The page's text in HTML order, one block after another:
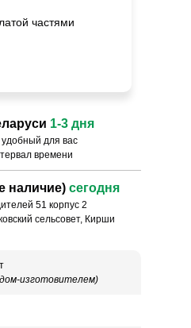
изготовителем)
частями
51 корпус 2
сельсовет, Кирши
наличие) сегодня
удобный для вас
времени
1-3 дня